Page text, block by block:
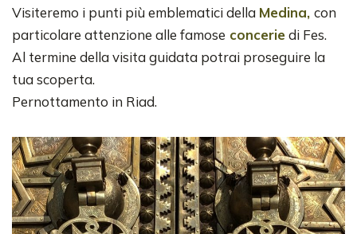
Visiteremo i punti più emblematici della Medina, con
particolare attenzione alle famose conceriedi Fes.
Al termine della visita guidata potrai proseguire la
tua scoperta.
Pernottamento in Riad.